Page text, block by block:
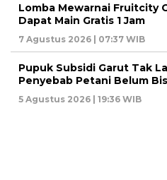
Lomba Mewarnai Fruitcity
Dapat Main Gratis 1 Jam
7 Agustus 2026 | 07:37 WIB
Pupuk Subsidi Garut Tak
Penyebab Petani Belum
5 Agustus 2026 | 19:36 WIB